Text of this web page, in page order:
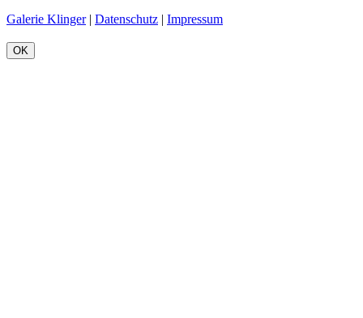
Galerie Klinger| Datenschutz | Impressum
OK